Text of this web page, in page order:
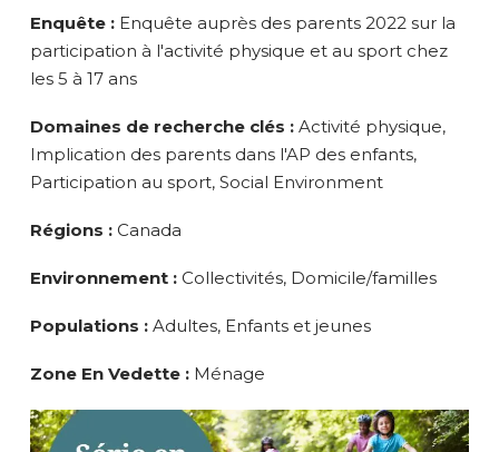
Enquête :Enquête auprès des parents 2022 sur la
participation à l'activité physique et au sport chez
les 5 à 17 ans
Domaines de recherche clés :Activité physique,
Implication des parents dans l'AP des enfants,
Participation au sport, Social Environment
Régions :Canada
Environnement :Collectivités, Domicile/familles
Populations :Adultes, Enfants et jeunes
Zone En Vedette :Ménage